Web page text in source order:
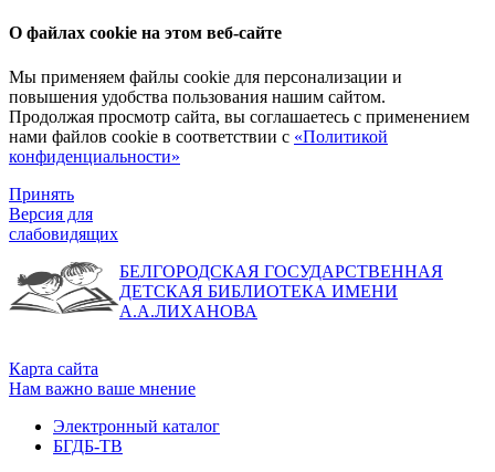
О файлах cookie на этом веб-сайте
Мы применяем файлы cookie для персонализации и
повышения удобства пользования нашим сайтом.
Продолжая просмотр сайта, вы соглашаетесь с применением
нами файлов cookie в соответствии с «Политикой
конфиденциальности»
Принять
Версия для
слабовидящих
БЕЛГОРОДСКАЯ ГОСУДАРСТВЕННАЯ
ДЕТСКАЯ БИБЛИОТЕКА ИМЕНИ
А.А.ЛИХАНОВА
Карта сайта
Нам важно ваше мнение
Электронный каталог
БГДБ-ТВ